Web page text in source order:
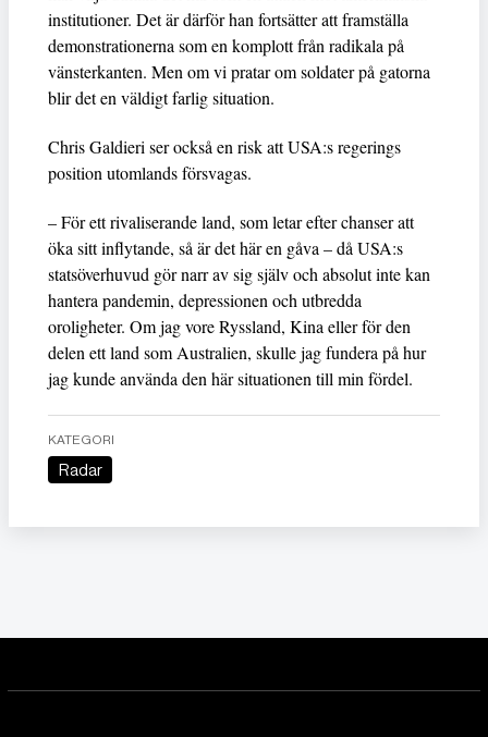
institutioner. Det är därför han fortsätter att framställa
demonstrationerna som en komplott från radikala på
vänsterkanten. Men om vi pratar om soldater på gatorna
blir det en väldigt farlig situation.
Chris Galdieri ser också en risk att USA:s regerings
position utomlands försvagas.
– För ett rivaliserande land, som letar efter chanser att
öka sitt inflytande, så är det här en gåva – då USA:s
statsöverhuvud gör narr av sig själv och absolut inte kan
hantera pandemin, depressionen och utbredda
oroligheter. Om jag vore Ryssland, Kina eller för den
delen ett land som Australien, skulle jag fundera på hur
jag kunde använda den här situationen till min fördel.
KATEGORI
Radar